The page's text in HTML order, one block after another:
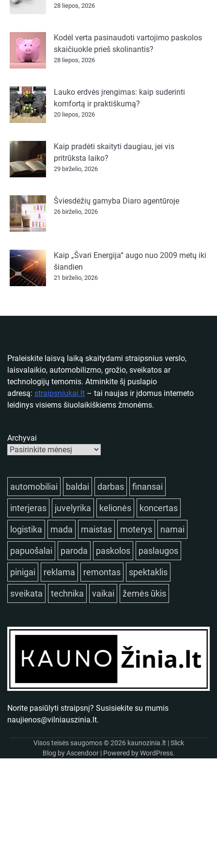
28 liepos, 2026
Kodėl verta pasinaudoti vartojimo paskolos
skaičiuokle prieš skolinantis?
28 liepos, 2026
Lauko erdvės įrengimas: kaip suderinti
komfortą ir praktiškumą?
20 liepos, 2026
Kaip pradėti skaityti daugiau, jei vis
pritrūksta laiko?
29 birželio, 2026
Šviesdėžių gamyba Diaro agentūroje
26 birželio, 2026
Kaip „Švari Energija“ augo nuo 2009 metų iki
šiandien
21 birželio, 2026
Praleiskite laisvą laiką skaitydami straipsnius verslo,
laisvalaikio, automobilizmo, grožio, sveikatos ar
technologijų temomis. Atminkite šį puslapio
adresą: straipsniukai.lt – tai naujas ir įdomus interneto
leidinys visiems šiuolaikiškiems žmonėms.
Archyvai
automobiliai baldai darbas finansai
interjeras juvelyrika kelionės koncertas
logistika mada maistas moterys namai
papuošalai paroda paskolos paslaugos
pinigai reklama remontas spektaklis
sveikata technika vaikai žemės ūkis
Norite pasiūlyti straipsnį? Susisiekite su mumis
naujienos@vilniauszinia.lt.
Visos teisės saugomos © 2026 kaunozinia.lt | Slick
Blog byAscendoor| Powered byWordPress.